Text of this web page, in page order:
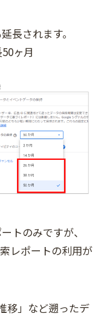
長されます。
ヶ月
トのみですが、
レポートの利用が
移」など遡ったデ